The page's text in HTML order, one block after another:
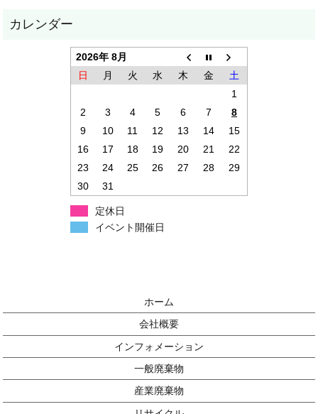
2026年 8月
日
月 火 水 木 金
土
1
2
3 4 5 6 7
8
9
10 11 12 13 14
15
16
17 18 19 20 21
22
23
24 25 26 27 28
29
30
31
定休日
イベント開催日
ホーム
会社概要
インフォメーション
一般廃棄物
産業廃棄物